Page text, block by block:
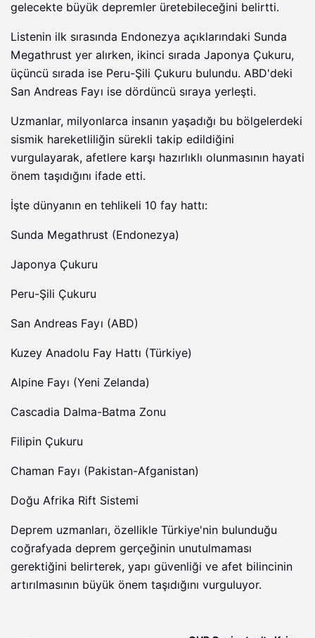
gelecekte büyük depremler üretebileceğini belirtti.
Listenin ilk sırasında Endonezya açıklarındaki Sunda
Megathrust yer alırken, ikinci sırada Japonya Çukuru,
üçüncü sırada ise Peru-Şili Çukuru bulundu. ABD'deki
San Andreas Fayı ise dördüncü sıraya yerleşti.
Uzmanlar, milyonlarca insanın yaşadığı bu bölgelerdeki
sismik hareketliliğin sürekli takip edildiğini
vurgulayarak, afetlere karşı hazırlıklı olunmasının hayati
önem taşıdığını ifade etti.
İşte dünyanın en tehlikeli 10 fay hattı:
Sunda Megathrust (Endonezya)
Japonya Çukuru
Peru-Şili Çukuru
San Andreas Fayı (ABD)
Kuzey Anadolu Fay Hattı (Türkiye)
Alpine Fayı (Yeni Zelanda)
Cascadia Dalma-Batma Zonu
Filipin Çukuru
Chaman Fayı (Pakistan-Afganistan)
Doğu Afrika Rift Sistemi
Deprem uzmanları, özellikle Türkiye'nin bulunduğu
coğrafyada deprem gerçeğinin unutulmaması
gerektiğini belirterek, yapı güvenliği ve afet bilincinin
artırılmasının büyük önem taşıdığını vurguluyor.